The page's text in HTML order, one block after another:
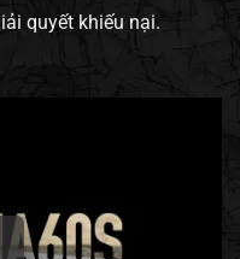
quyết khiếu nại.